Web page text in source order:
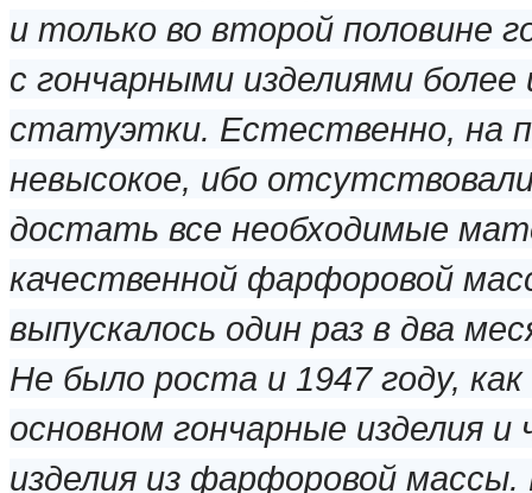
и только во второй половине
с гончарными изделиями
статуэтки. Естественно, на
невысокое, ибо
достать все необходимые
качественной фарфоровой
выпускалось один раз в два
Не было роста и 1947 году,
основном гончарные изделия
изделия из фарфоровой массы.